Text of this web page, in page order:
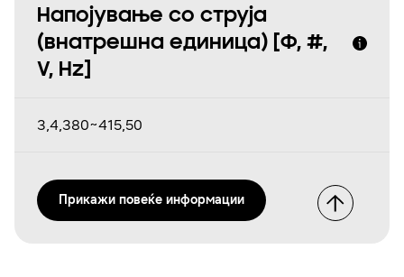
Напојување со струја
(внатрешна единица) [Φ, #,
V, Hz]
3,4,380~415,50
Прикажи повеќе информации